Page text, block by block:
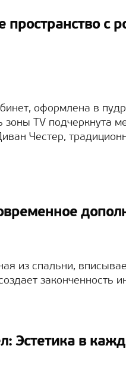
пространство с
оформлена в
TV подчеркнута
Честер,
из спальни,
законченность
Эстетика в